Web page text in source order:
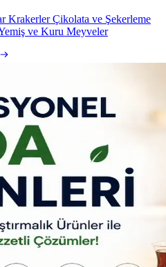
KrakerlerÇikolata ve Şekerleme
ve Kuru Meyveler